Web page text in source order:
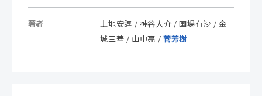
著者
上地安諄 / 神谷大介 / 国場有沙 / 金
城三華 / 山中亮 /菅芳樹